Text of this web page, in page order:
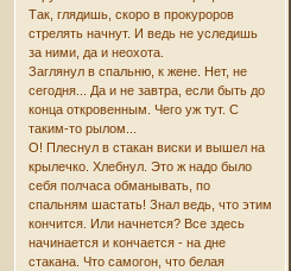
Так, глядишь, скоро в прокуроров
стрелять начнут. И ведь не уследишь
за ними, да и неохота.
Заглянул в спальню, к жене. Нет, не
сегодня... Да и не завтра, если быть до
конца откровенным. Чего уж тут. С
таким-то рылом...
О! Плеснул в стакан виски и вышел на
крылечко. Хлебнул. Это ж надо было
себя полчаса обманывать, по
спальням шастать! Знал ведь, что этим
кончится. Или начнется? Все здесь
начинается и кончается - на дне
стакана. Что самогон, что белая